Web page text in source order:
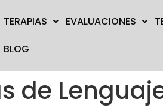
TERAPIAS EVALUACIONES
BLOG
de